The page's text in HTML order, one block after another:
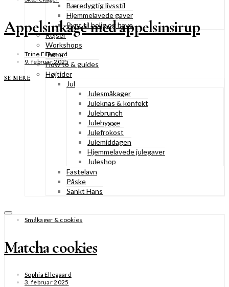
Bæredygtig livsstil
Hjemmelavede gaver
Pynt til bolig og have
Rejser
Workshops
Tema
How to & guides
Højtider
Jul
Julesmåkager
Juleknas & konfekt
Julebrunch
Julehygge
Julefrokost
Julemiddagen
Hjemmelavede julegaver
Juleshop
Fastelavn
Påske
Sankt Hans
Appelsinkage med appelsinsirup
Trine Ellegaard
9. februar 2025
SE MERE
Småkager & cookies
Matcha cookies
Sophia Ellegaard
3. februar 2025